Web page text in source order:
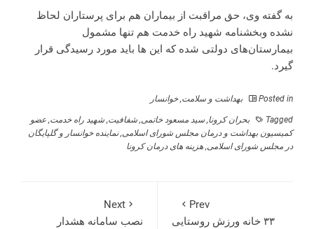
به گفته وی، حق مراقبت از بیماران هم برای پرستاران لحاظ
نشده وبخشنامه شهید راه خدمت هم تنها مشمول
بیمارستان‌های دولتی شده که این ها باید مورد رسیدگی قرار
گیرد.
Posted in بهداشت و سلامت,خوانسار
Tagged بحران کرونا, سید مسعود خاتمی, شفافیت, شهید راه خدمت, عضو
کمیسیون بهداشت و درمان مجلس شورای اسلامی,نماینده خوانسار و گلپایگان
در مجلس شورای اسلامی, هزینه های درمان کرونا
Prev
۳۳ خانه ورزش روستایی
Next
نصب سامانه هشدار